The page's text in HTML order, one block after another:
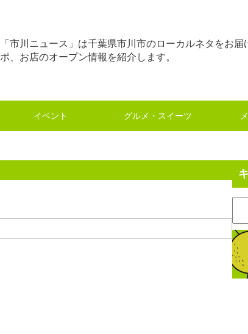
「市川ニュース」は千葉県市川市のローカルネタをお
ポ、お店のオープン情報を紹介します。
イベント グルメ・スイーツ